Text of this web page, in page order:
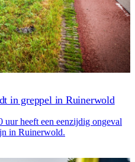
in greppel in Ruinerwold
uur heeft een eenzijdig ongeval
in Ruinerwold.